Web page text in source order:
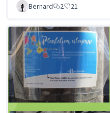
Bernard
2 21